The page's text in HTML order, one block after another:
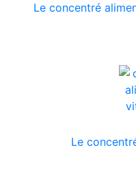
Le concentré
Le